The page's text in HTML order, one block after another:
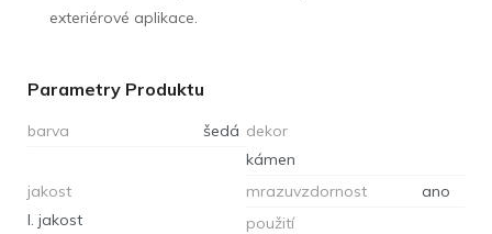
exteriérové aplikace.
Parametry Produktu
barva šedá dekor
kámen
jakost
I. jakost
mrazuvzdornost
ano
použití